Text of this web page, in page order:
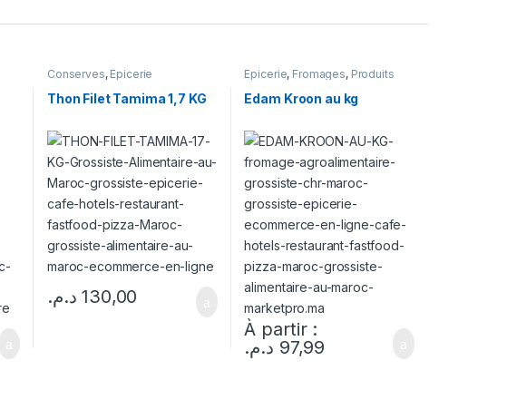
Conserves, Epicerie
Thon Filet Tamima 1,7 KG
130,00 د.م.
Epicerie, Fromages, Produits
Laitiers
Edam Kroon au kg
À partir :
97,99 د.م.